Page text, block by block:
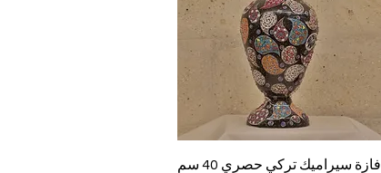
العرض السريع
فازة سيراميك تركي حصري 40 سم